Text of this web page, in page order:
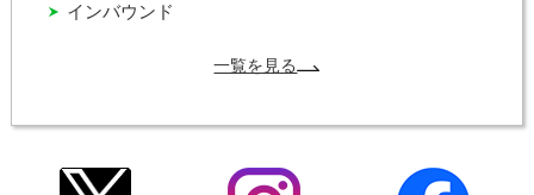
インバウンド
一覧を見る